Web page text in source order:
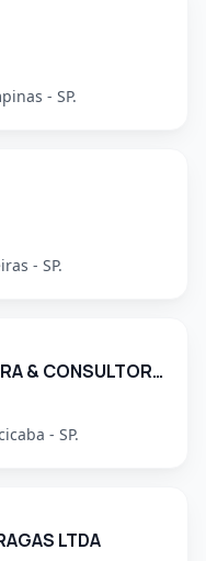
- SP.
- SP.
BIOGUARD DEDETIZADORA & CONSULTORIA LTDA
- SP.
LTDA